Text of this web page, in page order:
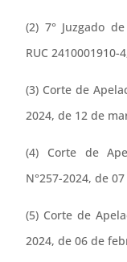
(2) 7° Juzgado
RUC
(3) Corte de
2024, de 12 de
(4) Corte de
N°257-2024, de
(5) Corte de
2024, de 06 de